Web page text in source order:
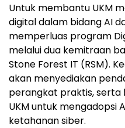
Untuk membantu UKM
digital dalam bidang AI
memperluas program
melalui dua kemitraan
Stone Forest IT (RSM).
akan menyediakan
perangkat praktis, serta
UKM untuk mengadopsi
ketahanan siber.